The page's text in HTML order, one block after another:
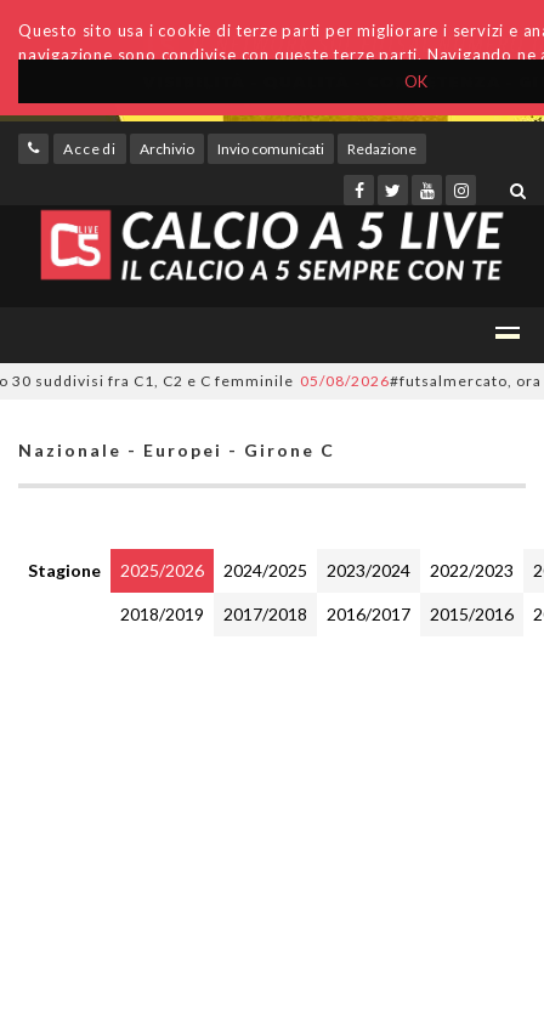
OK
Questo sito usa i cookie di terze parti per migliorare i servizi e
navigazione sono condivise con queste terze parti. Navigando
Accedi Archivio Invio comunicati Redazione
fra C1, C2 e C femminile 05/08/2026#futsalmercato, ora è
Nazionale - Europei - Girone C
Stagione 2025/2026 2024/2025 2023/2024 2022/2023
2018/2019 2017/2018 2016/2017 2015/2016